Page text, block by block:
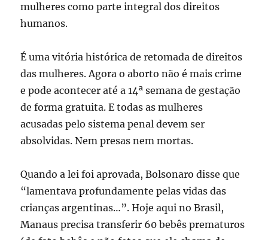
mulheres como parte integral dos direitos
humanos.
É uma vitória histórica de retomada de direitos
das mulheres. Agora o aborto não é mais crime
e pode acontecer até a 14ª semana de gestação
de forma gratuita. E todas as mulheres
acusadas pelo sistema penal devem ser
absolvidas. Nem presas nem mortas.
Quando a lei foi aprovada, Bolsonaro disse que
“lamentava profundamente pelas vidas das
crianças argentinas…”. Hoje aqui no Brasil,
Manaus precisa transferir 60 bebês prematuros